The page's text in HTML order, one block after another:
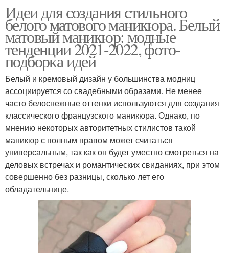
Идеи для создания стильного
белого матового маникюра. Белый
матовый маникюр: модные
тенденции 2021-2022, фото-
подборка идей
Белый и кремовый дизайн у большинства модниц
ассоциируется со свадебными образами. Не менее
часто белоснежные оттенки используются для создания
классического французского маникюра. Однако, по
мнению некоторых авторитетных стилистов такой
маникюр с полным правом может считаться
универсальным, так как он будет уместно смотреться на
деловых встречах и романтических свиданиях, при этом
совершенно без разницы, сколько лет его
обладательнице.